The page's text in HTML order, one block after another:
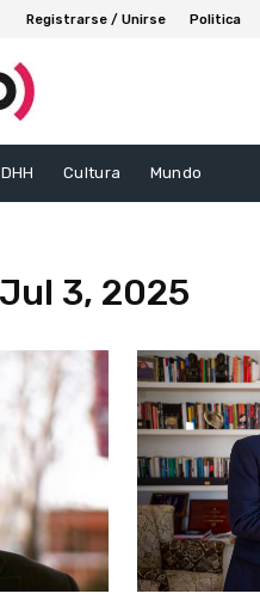
Registrarse / Unirse Politica
Cultura Mundo
3, 2025